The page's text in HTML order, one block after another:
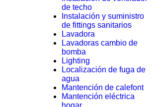
de techo
Instalación y suministro
de fittings sanitarios
Lavadora
Lavadoras cambio de
bomba
Lighting
Localización de fuga de
agua
Mantención de calefont
Mantención eléctrica
hogar